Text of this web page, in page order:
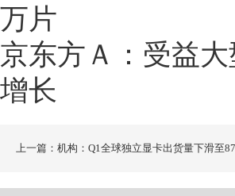
万片
京东方Ａ：受益
增长
上一篇：机构：Q1全球独立显卡出货量下滑至